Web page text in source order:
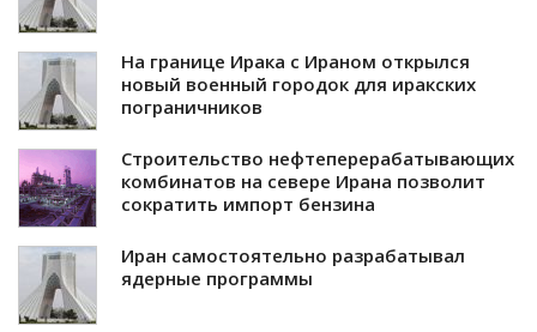
На границе Ирака с Ираном открылся
новый военный городок для иракских
пограничников
Строительство нефтеперерабатывающих
комбинатов на севере Ирана позволит
сократить импорт бензина
Иран самостоятельно разрабатывал
ядерные программы